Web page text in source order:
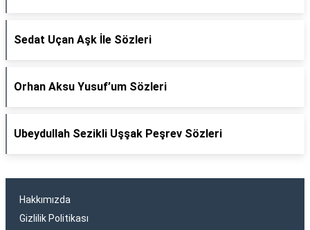
Sedat Uçan Aşk İle Sözleri
Orhan Aksu Yusuf’um Sözleri
Ubeydullah Sezikli Uşşak Peşrev Sözleri
Hakkımızda
Gizlilik Politikası